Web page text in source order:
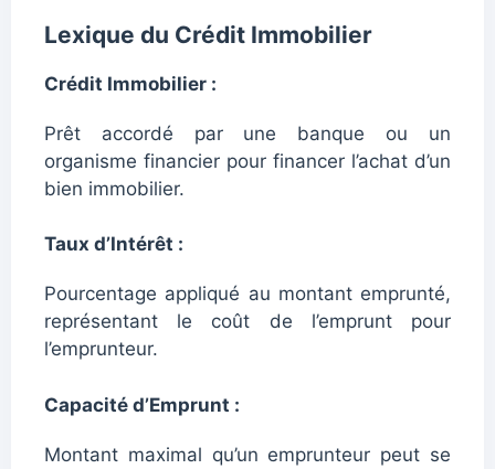
Lexique du Crédit Immobilier
Crédit Immobilier :
Prêt accordé par une banque ou un
organisme financier pour financer l’achat d’un
bien immobilier.
Taux d’Intérêt :
Pourcentage appliqué au montant emprunté,
représentant le coût de l’emprunt pour
l’emprunteur.
Capacité d’Emprunt :
Montant maximal qu’un emprunteur peut se